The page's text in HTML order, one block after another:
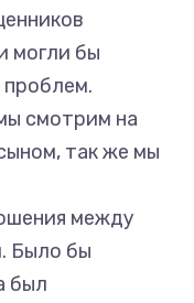
могли бы
проблем.
смотрим на
так же мы
между
Было бы
был